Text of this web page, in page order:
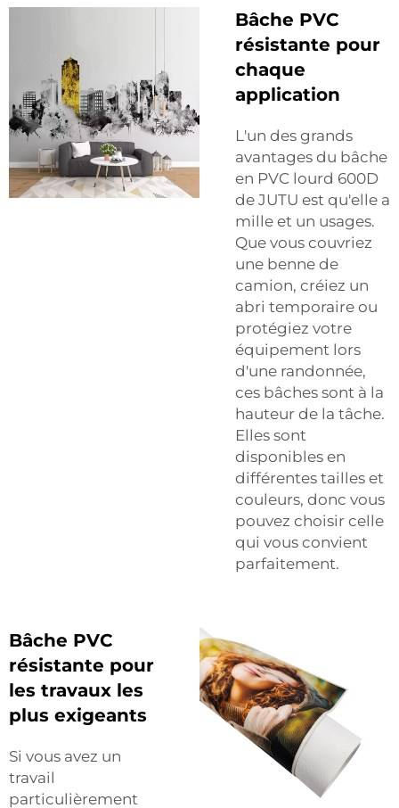
Bâche PVC
résistante pour
chaque
application
L'un des grands
avantages du bâche
en PVC lourd 600D
de JUTU est qu'elle a
mille et un usages.
Que vous couvriez
une benne de
camion, créiez un
abri temporaire ou
protégiez votre
équipement lors
d'une randonnée,
ces bâches sont à la
hauteur de la tâche.
Elles sont
disponibles en
différentes tailles et
couleurs, donc vous
pouvez choisir celle
qui vous convient
parfaitement.
Bâche PVC
résistante pour
les travaux les
plus exigeants
Si vous avez un
travail
particulièrement